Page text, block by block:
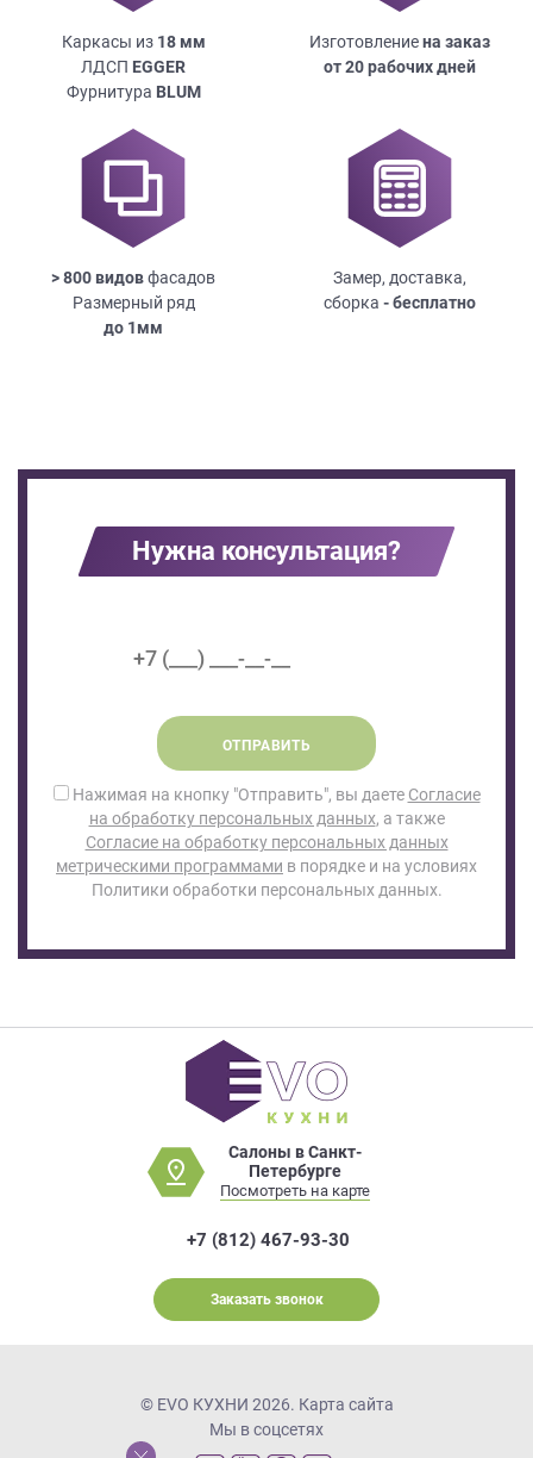
Каркасы из 18мм
ЛДСП EGGER
Фурнитура BLUM
Изготовлениена заказ
от 20 рабочих дней
> 800 видовфасадов
Размерный ряд
до 1мм
Замер, доставка,
сборка - бесплатно
Нужна консультация?
ОТПРАВИТЬ
Нажимая на кнопку "Отправить", вы даете Согласие
на обработку персональных данных, а также
Согласие на обработку персональных данных
метрическими программами в порядке и на условиях
Политики обработки персональных данных.
Салоны в Санкт-
Петербурге
Посмотреть на карте
+7 (812) 467-93-30
Заказать звонок
© EVO КУХНИ 2026. Карта сайта
Мы в соцсетях